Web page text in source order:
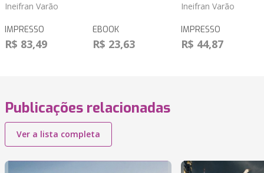
Ineifran Varão
IMPRESSO
R$ 83,49
EBOOK
R$ 23,63
Ineifran Varão
IMPRESSO
R$ 44,87
Publicações relacionadas
Ver a lista completa